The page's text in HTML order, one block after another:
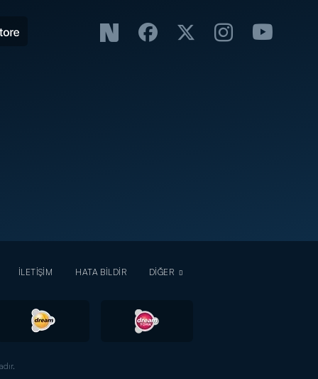
İLETİŞİM HATA BİLDİR DİĞER